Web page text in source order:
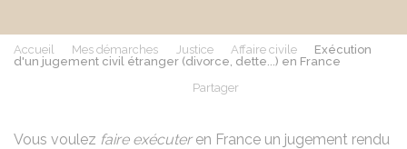
Accueil Mes démarches Justice Affaire civile
Exécution
d'un jugement civil étranger (divorce, dette...) en France
Partager
Vous voulez faire exécuteren France un jugement rendu